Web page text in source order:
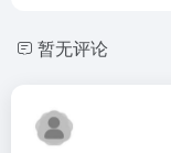
暂无评论